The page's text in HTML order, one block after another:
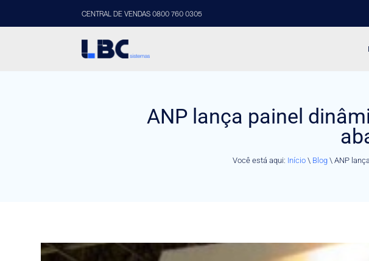
CENTRAL DE VENDAS 0800 760 0305
ANP lança painel
Você está aqui: Início \ Blog \ ANP